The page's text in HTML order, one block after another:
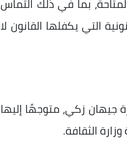
التي يكفلها القانون لا
جيهان زكي، متوجهًا إليها
الثقافة.